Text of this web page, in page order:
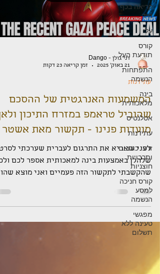
קריאה בכף
היד
עלי
קורס
תודעת העל
התפתחות
הנשמה
בינה
מלאכותית
אטלנטיס
עתידנות
זרעי כוכבים
ותרבויות
חוצניות
קורס חניכה
למסע
הנשמה
מפגשי
טעינה ללא
תשלום
דני גולן - Dango
21 באוק׳ 2025
זמן קריאה 23 דקות
עתידנות
המשמעות האנרגטית של ההסכם
שהוביל טראמפ במזרח התיכון
מועדות פנינו - תקשור מאת אשטר
לפני שאביא את התרגום לעברית שערכתי
שלהלן באמצעות בינה למאכותית אספר לכם
שהקשבתי לתקשור הזה פעמיים ואני מוצא
מהדהד לי באופן מדוייק במיוחד . למי שאין
אנרגיה לקרוא או להאזין לכל הסרטון אסכם
בכמה משפטים: כוחות האופל שמנהלים את
הארץ עורכים את קרב המאסף שלהם והם
כוחות אלה הם מנהיגים אפלים המתחפשים
(הכבאל). יש הסבר על השורש הנשמתי של